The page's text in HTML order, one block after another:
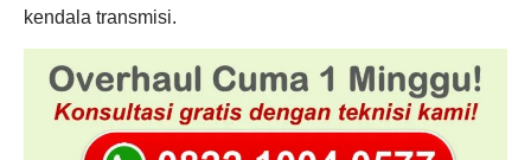
kendala transmisi.